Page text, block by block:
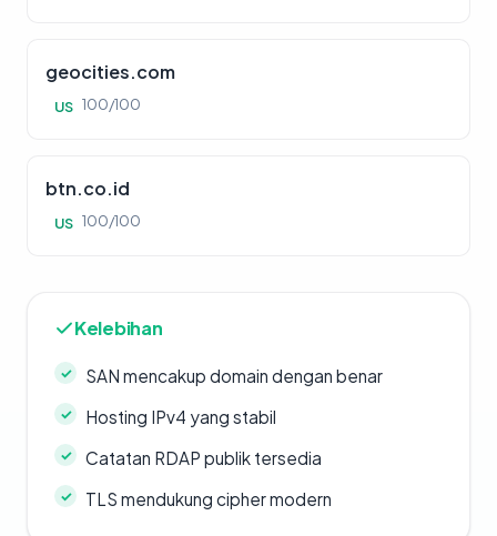
geocities.com
US 100/100
btn.co.id
US 100/100
Kelebihan
SAN mencakup domain dengan benar
Hosting IPv4 yang stabil
Catatan RDAP publik tersedia
TLS mendukung cipher modern